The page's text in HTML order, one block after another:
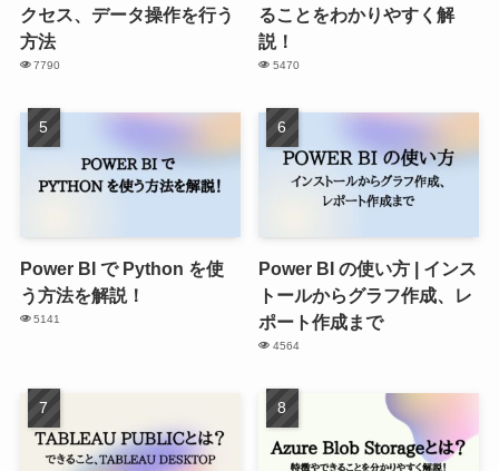
クセス、データ操作を行う
方法
7790
ることをわかりやすく解
説！
5470
Power BI で Python を使
う方法を解説！
5141
Power BI の使い方 | インス
トールからグラフ作成、レ
ポート作成まで
4564